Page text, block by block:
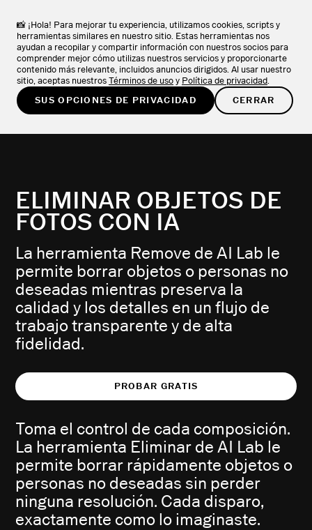
📸 ¡Hola! Para mejorar tu experiencia, utilizamos cookies, scripts y
herramientas similares en nuestro sitio. Estas herramientas nos
ayudan a recopilar y compartir información con nuestros socios para
comprender mejor cómo utilizas nuestros servicios y proporcionarte
contenido más relevante, incluidos anuncios dirigidos. Al usar nuestro
sitio, aceptas nuestros Términos de uso y Política de privacidad.
SUS OPCIONES DE PRIVACIDAD
CERRAR
de alta calidad
PROBAR GRATIS
INICIO
ELIMINAR OBJETOS DE
FOTOS CON IA
La herramienta Remove de AI Lab le
permite borrar objetos o personas no
deseadas mientras preserva la
calidad y los detalles en un flujo de
trabajo transparente y de alta
fidelidad.
PROBAR GRATIS
Toma el control de cada composición.
La herramienta Eliminar de AI Lab le
permite borrar rápidamente objetos o
personas no deseadas sin perder
ninguna resolución. Cada disparo,
exactamente como lo imaginaste.